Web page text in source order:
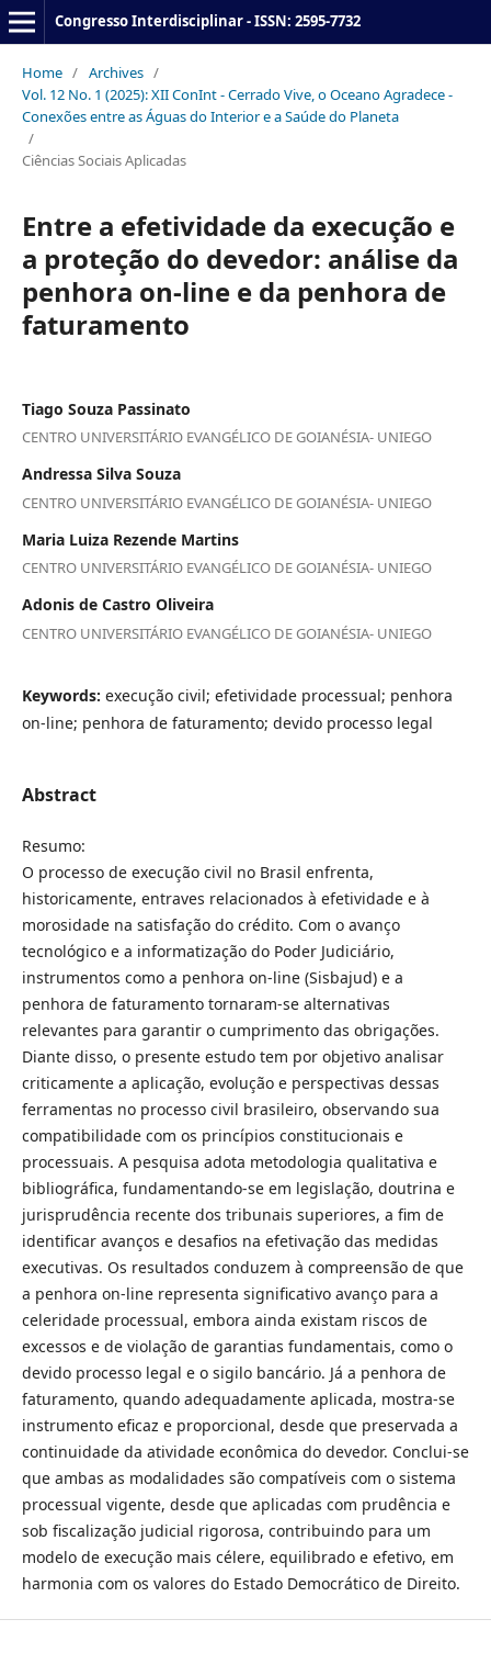
Congresso Interdisciplinar - ISSN: 2595-7732
Home / Archives /
Vol. 12 No. 1 (2025): XII ConInt - Cerrado Vive, o Oceano Agradece -
Conexões entre as Águas do Interior e a Saúde do Planeta
/
Ciências Sociais Aplicadas
Entre a efetividade da execução e
a proteção do devedor: análise da
penhora on-line e da penhora de
faturamento
Tiago Souza Passinato
CENTRO UNIVERSITÁRIO EVANGÉLICO DE GOIANÉSIA- UNIEGO
Andressa Silva Souza
CENTRO UNIVERSITÁRIO EVANGÉLICO DE GOIANÉSIA- UNIEGO
Maria Luiza Rezende Martins
CENTRO UNIVERSITÁRIO EVANGÉLICO DE GOIANÉSIA- UNIEGO
Adonis de Castro Oliveira
CENTRO UNIVERSITÁRIO EVANGÉLICO DE GOIANÉSIA- UNIEGO
Keywords: execução civil; efetividade processual; penhora
on-line; penhora de faturamento; devido processo legal
Abstract
Resumo:
O processo de execução civil no Brasil enfrenta,
historicamente, entraves relacionados à efetividade e à
morosidade na satisfação do crédito. Com o avanço
tecnológico e a informatização do Poder Judiciário,
instrumentos como a penhora on-line (Sisbajud) e a
penhora de faturamento tornaram-se alternativas
relevantes para garantir o cumprimento das obrigações.
Diante disso, o presente estudo tem por objetivo analisar
criticamente a aplicação, evolução e perspectivas dessas
ferramentas no processo civil brasileiro, observando sua
compatibilidade com os princípios constitucionais e
processuais. A pesquisa adota metodologia qualitativa e
bibliográfica, fundamentando-se em legislação, doutrina e
jurisprudência recente dos tribunais superiores, a fim de
identificar avanços e desafios na efetivação das medidas
executivas. Os resultados conduzem à compreensão de que
a penhora on-line representa significativo avanço para a
celeridade processual, embora ainda existam riscos de
excessos e de violação de garantias fundamentais, como o
devido processo legal e o sigilo bancário. Já a penhora de
faturamento, quando adequadamente aplicada, mostra-se
instrumento eficaz e proporcional, desde que preservada a
continuidade da atividade econômica do devedor. Conclui-se
que ambas as modalidades são compatíveis com o sistema
processual vigente, desde que aplicadas com prudência e
sob fiscalização judicial rigorosa, contribuindo para um
modelo de execução mais célere, equilibrado e efetivo, em
harmonia com os valores do Estado Democrático de Direito.